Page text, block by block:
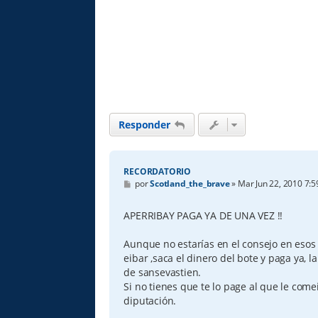
Responder
RECORDATORIO
M
e
s
a
e
porScotland_the_brave» Mar Jun 22, 2010
APERRIBAY PAGA YA DE UNA VEZ !!
Aunque no estarías en el consejo en
eibar ,saca el dinero del bote y paga ya,
de sansevastien.
Si no tienes que te lo page al que le
diputación.